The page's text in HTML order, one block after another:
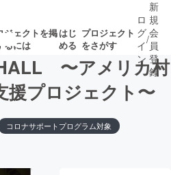
ジェクトを掲
るには
はじ
める
プロジェクト
をさがす
着プロ募集終了が近いプ
ロジェクト
もうすぐ公開
されます
ロ
グ
イ
ン
/
新
規
会
員
登
録
〜アメリカ村
援プロジェクト〜
コロナサポートプログラム対象